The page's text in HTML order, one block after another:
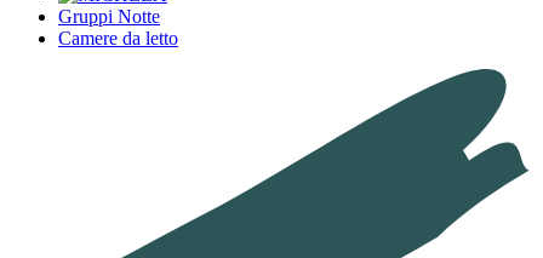
Gruppi Notte
Camere da letto